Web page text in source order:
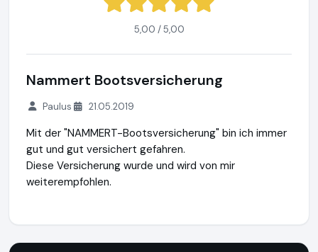
5,00 / 5,00
Nammert Bootsversicherung
Paulus 21.05.2019
Mit der "NAMMERT-Bootsversicherung" bin ich immer
gut und gut versichert gefahren.
Diese Versicherung wurde und wird von mir
weiterempfohlen.